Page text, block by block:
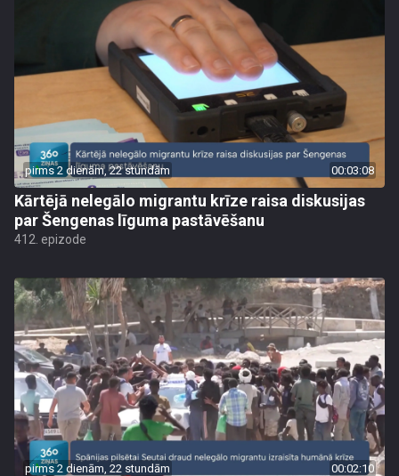
pirms 2 dienām, 22 stundām 00:03:08
Kārtējā nelegālo migrantu krīze raisa diskusijas
par Šengenas līguma pastāvēšanu
412. epizode
pirms 2 dienām, 22 stundām 00:02:10